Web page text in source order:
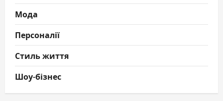
Мода
Персоналії
Стиль життя
Шоу-бізнес